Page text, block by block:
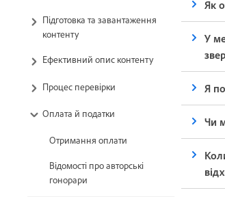
Підготовка та завантаження
контенту
Ефективний опис контенту
Процес перевірки
Оплата й податки
Отримання оплати
Відомості про авторські
гонорари
Як
У
Я
Чи